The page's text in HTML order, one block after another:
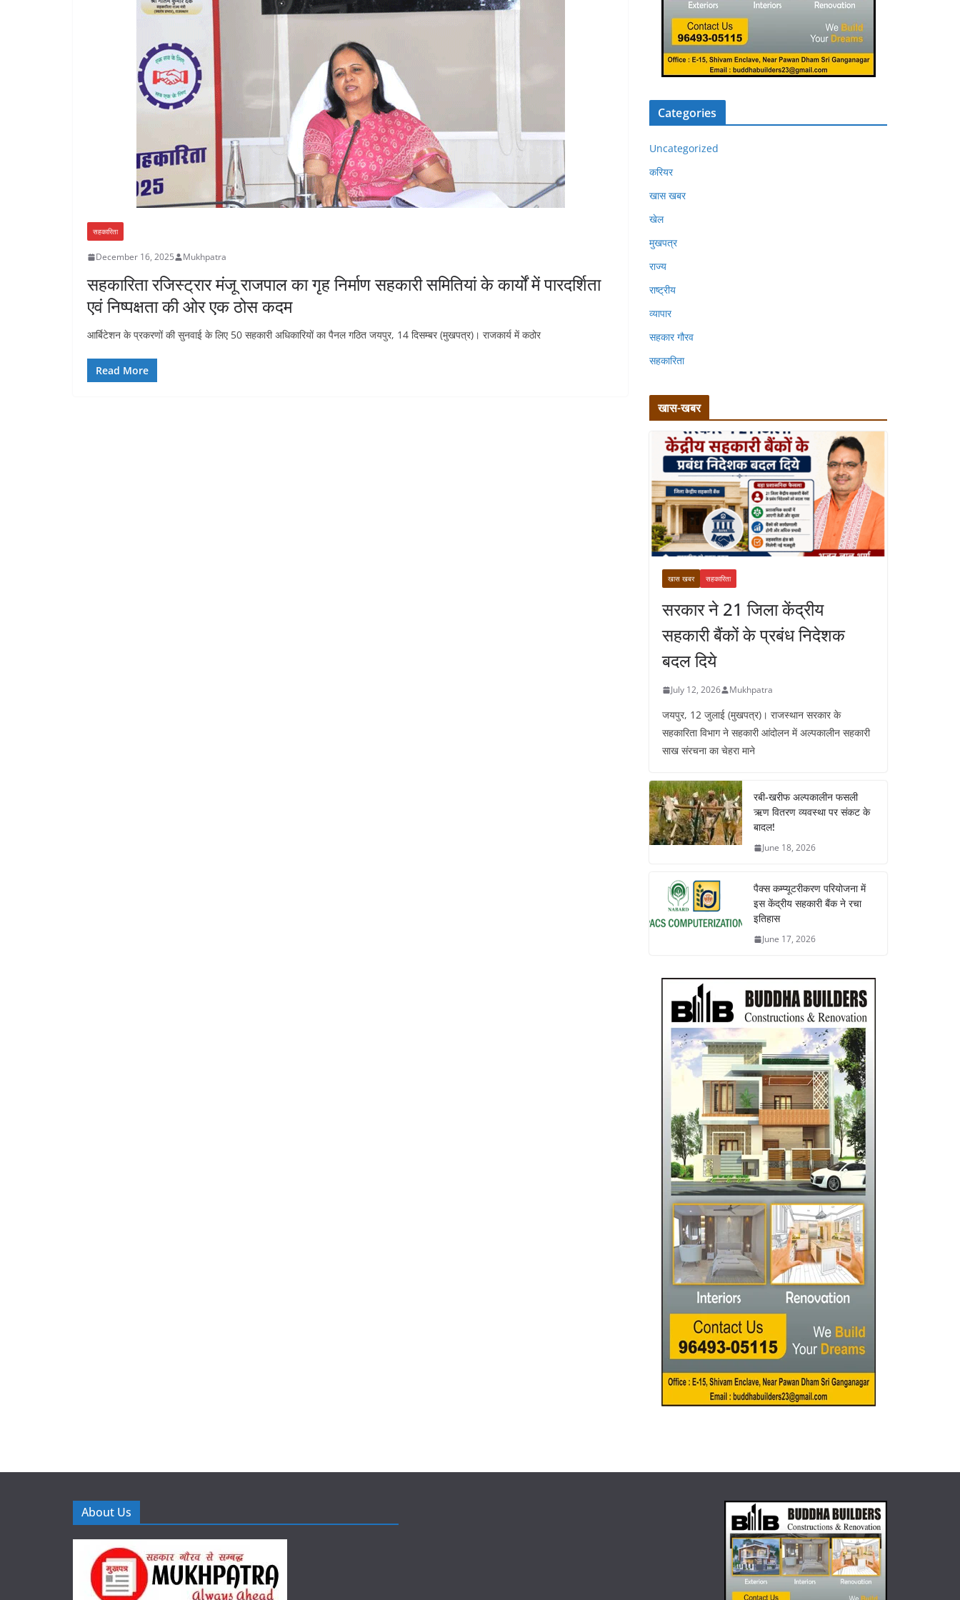
सहकारिता
December 16, 2025 Mukhpatra
सहकारिता रजिस्ट्रार मंजू राजपाल का गृह निर्माण सहकारी समितियां के कार्यों में पारदर्शिता
एवं निष्पक्षता की ओर एक ठोस कदम
आर्बिटेशन के प्रकरणों की सुनवाई के लिए 50 सहकारी अधिकारियों का पैनल गठित जयपुर, 14 दिसम्बर (मुखपत्र)। राजकार्य में कठोर
Read More
Categories
Uncategorized
करियर
खास खबर
खेल
मुखपत्र
राज्य
राष्ट्रीय
व्यापार
सहकार गौरव
सहकारिता
खास-खबर
खास खबर सहकारिता
सरकार ने 21 जिला केंद्रीय
सहकारी बैंकों के प्रबंध निदेशक
बदल दिये
July 12, 2026 Mukhpatra
जयपुर, 12 जुलाई (मुखपत्र)। राजस्थान सरकार के
सहकारिता विभाग ने सहकारी आंदोलन में अल्पकालीन सहकारी
साख संरचना का चेहरा माने
रबी-खरीफ अल्पकालीन फसली
ऋण वितरण व्यवस्था पर संकट के
बादल!
June 18, 2026
पैक्स कम्प्यूटरीकरण परियोजना में
इस केंद्रीय सहकारी बैंक ने रचा
इतिहास
June 17, 2026
About Us